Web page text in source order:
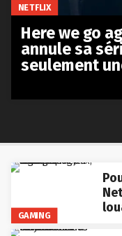
GAMING
NETFLIX
Here we go
annule sa
seulement